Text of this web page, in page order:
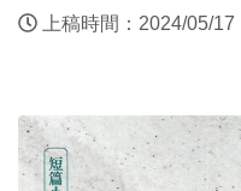
上稿時間：2024/05/17